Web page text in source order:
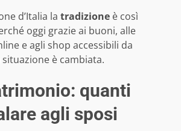
d’Italia la tradizione è così
oggi grazie ai buoni, alle
e agli shop accessibili da
è cambiata.
quanti
agli sposi